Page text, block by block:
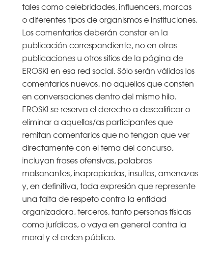
tales como celebridades, influencers, marcas
o diferentes tipos de organismos e instituciones.
Los comentarios deberán constar en la
publicación correspondiente, no en otras
publicaciones u otros sitios de la página de
EROSKI en esa red social. Sólo serán válidos los
comentarios nuevos, no aquellos que consten
en conversaciones dentro del mismo hilo.
EROSKI se reserva el derecho a descalificar o
eliminar a aquellos/as participantes que
remitan comentarios que no tengan que ver
directamente con el tema del concurso,
incluyan frases ofensivas, palabras
malsonantes, inapropiadas, insultos, amenazas
y, en definitiva, toda expresión que represente
una falta de respeto contra la entidad
organizadora, terceros, tanto personas físicas
como jurídicas, o vaya en general contra la
moral y el orden público.